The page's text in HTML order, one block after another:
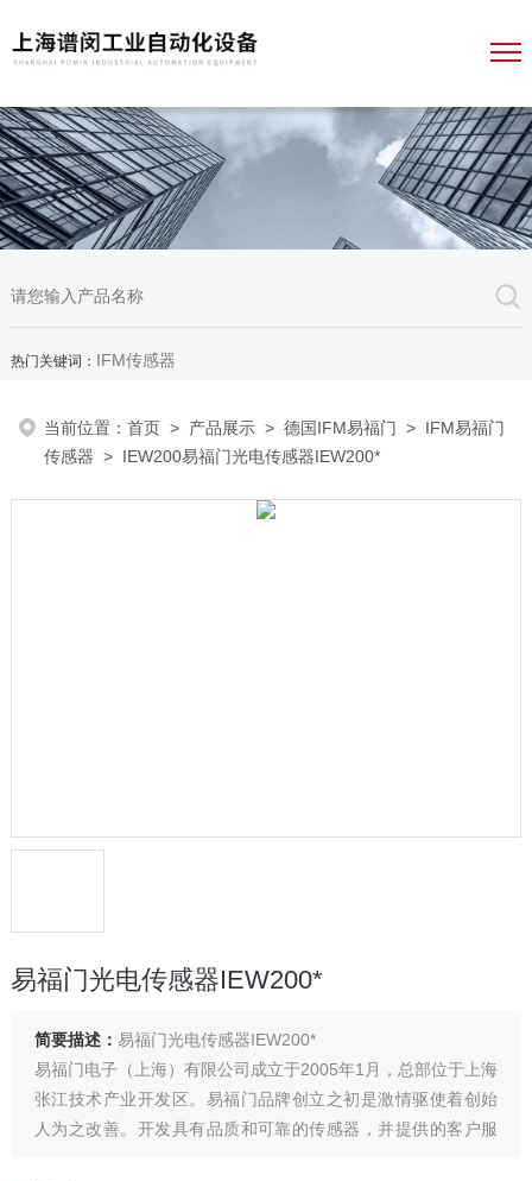
热门关键词： IFM传感器
当前位置：首页 > 产品展示 >德国IFM易福门 > IFM易福门
传感器 > IEW200易福门光电传感器IEW200*
易福门光电传感器IEW200*
简要描述： 易福门光电传感器IEW200*
易福门电子（上海）有限公司成立于2005年1月，总部位于上海
张江技术产业开发区。易福门品牌创立之初是激情驱使着创始
人为之改善。开发具有品质和可靠的传感器，并提供的客户服